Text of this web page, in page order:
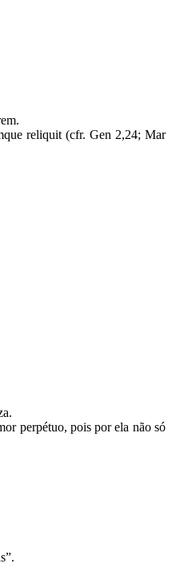
reliquit (cfr. Gen 2,24; Mar
perpétuo, pois por ela não só